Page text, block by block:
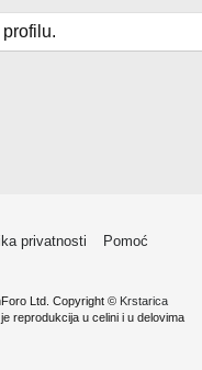
privatnosti
Pomoć
Ltd. Copyright © Krstarica
reprodukcija u celini i u delovima